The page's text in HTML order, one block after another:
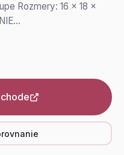
Rozmery: 16 x 18 x